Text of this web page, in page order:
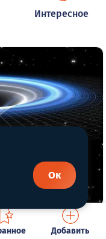
Интересное
квантовой
Добавить
Ок